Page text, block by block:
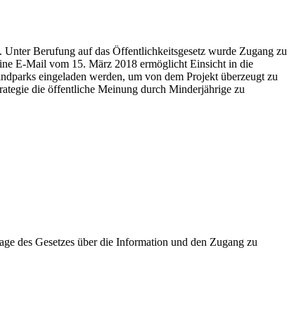
Berufung auf das Öffentlichkeitsgesetz wurde Zugang zu
E-Mail vom 15. März 2018 ermöglicht Einsicht in die
eingeladen werden, um von dem Projekt überzeugt zu
die öffentliche Meinung durch Minderjährige zu
des Gesetzes über die Information und den Zugang zu